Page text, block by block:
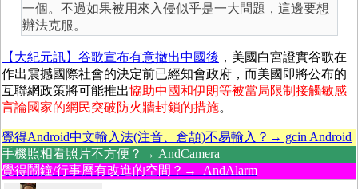
一個。不過如果被用來入侵似乎是一大問題，這邊要想
辦法克服。
【大紀元訊】谷歌宣布有意撤出中國後 ，美國白宮證實谷歌在
作出震撼國際社會的決定前已經知會政府，而美國即將公布的
互聯網政策將可能推出協助中國和伊朗等被當局限制接觸敏感
言論國家的網民突破防火牆封鎖的措施。
覺得Android中文輸入法(注音、倉頡)不易輸入？→ gcin Android
手機照相看照片不方便？→ AndCamera
覺得鬧鐘/行事曆有改進的空間？→ AndAlarm